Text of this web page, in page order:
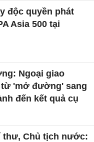
độc quyền phát
Asia 500 tại
Ngoại giao
'mở đường' sang
đến kết quả cụ
thư, Chủ tịch nước: